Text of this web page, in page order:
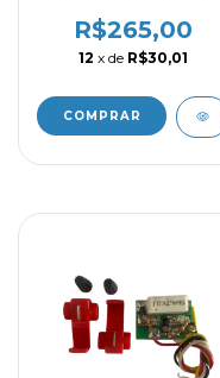
Rheem
R$265,00
12 x de R$30,01